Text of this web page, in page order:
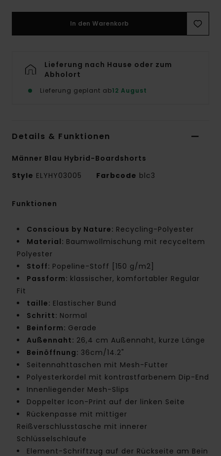
In den Warenkorb
Lieferung nach Hause oder zum
Abholort
Lieferung geplant ab12 August
Details & Funktionen
Männer Blau Hybrid-Boardshorts
Style ELYHY03005 Farbcode blc3
Funktionen
Conscious by Nature: Recycling-Polyester
Material: Baumwollmischung mit recyceltem
Polyester
Stoff: Popeline-Stoff [150 g/m2]
Passform: klassischer, komfortabler Regular
Fit
taille: Elastischer Bund
Schritt: Normal
Beinform: Gerade
Außennaht: 26,4 cm Außennaht, kurze Länge
Beinöffnung: 36cm/14.2"
Seitennahttaschen mit Mesh-Futter
Polyesterkordel mit kontrastfarbenem Dip-End
Innenliegender Mesh-Slips
Doppelter Icon-Print auf der linken Seite
Rückenpasse mit mittiger
Reißverschlusstasche mit innerer
Schlüsselschlaufe
Element-Schriftzug auf der Rückseite am Bein